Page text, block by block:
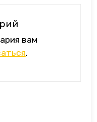
вам
.